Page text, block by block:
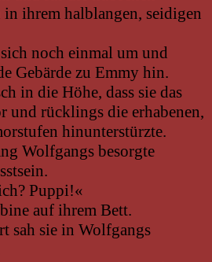
ihrem halblangen, seidigen
noch einmal um und
Gebärde zu Emmy hin.
in die Höhe, dass sie das
und rücklings die erhabenen,
hinunterstürzte.
Wolfgangs besorgte
Puppi!«
auf ihrem Bett.
sah sie in Wolfgangs